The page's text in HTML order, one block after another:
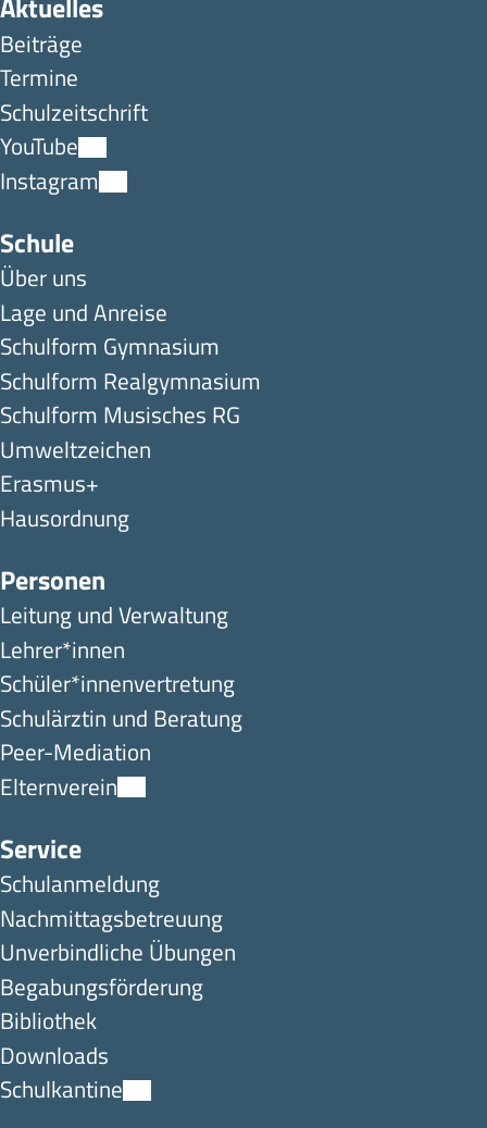
Aktuelles
Beiträge
Termine
Schulzeitschrift
YouTube
Instagram
Schule
Über uns
Lage und Anreise
Schulform Gymnasium
Schulform Realgymnasium
Schulform Musisches RG
Umweltzeichen
Erasmus+
Hausordnung
Personen
Leitung und Verwaltung
Lehrer*innen
Schüler*innen­ver­tretung
Schulärztin und Beratung
Peer-Mediation
Elternverein
Service
Schulanmeldung
Nachmittagsbetreuung
Unverbindliche Übungen
Begabungsförderung
Bibliothek
Downloads
Schulkantine